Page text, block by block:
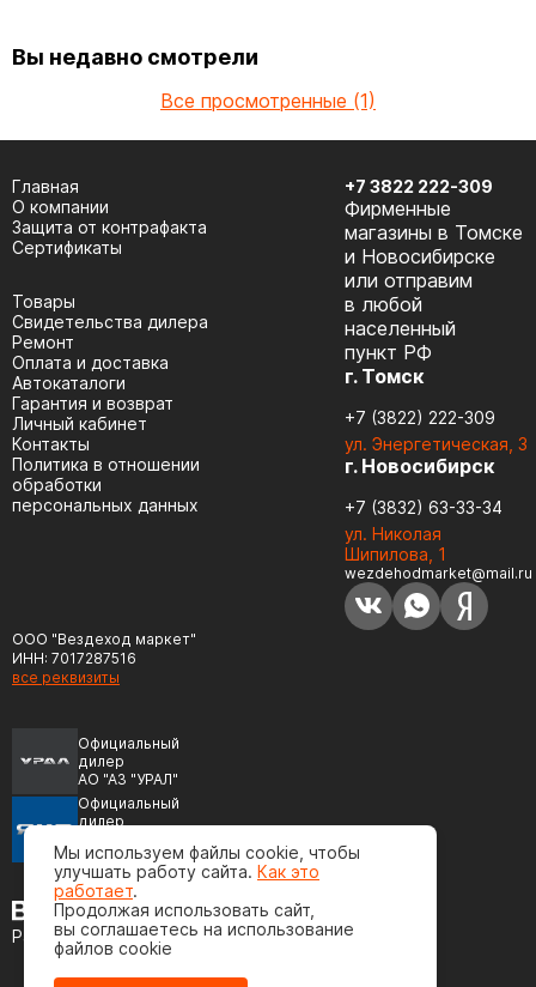
Вы недавно смотрели
Все просмотренные (1)
ООО "Вездеход маркет"
ИНН: 7017287516
все реквизиты
Официальный
дилер
АО "АЗ "УРАЛ"
Официальный
дилер
(ЯМЗ)
Разработка сайта
Главная
О компании
Защита от контрафакта
Сертификаты
Товары
Cвидетельства дилера
Ремонт
Оплата и доставка
Автокаталоги
Гарантия и возврат
Личный кабинет
Контакты
Политика в отношении
обработки
персональных данных
+7 3822 222-309
Фирменные
магазины в Томске
и Новосибирске
или отправим
в любой
населенный
пункт РФ
г. Томск
+7 (3822) 222-309
ул. Энергетическая, 3
г. Новосибирск
+7 (3832) 63-33-34
ул. Николая
Шипилова, 1
wezdehodmarket@mail.ru
Мы используем файлы cookie, чтобы
улучшать работу сайта. Как это
работает.
Продолжая использовать сайт,
вы соглашаетесь на использование
файлов cookie